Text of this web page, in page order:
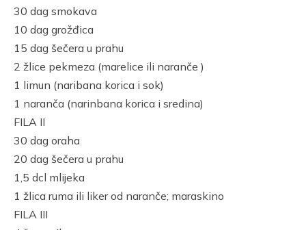
30 dag smokava
10 dag grožđica
15 dag šečera u prahu
2 žlice pekmeza (marelice ili naranče )
1 limun (naribana korica i sok)
1 naranča (narinbana korica i sredina)
FILA II
30 dag oraha
20 dag šečera u prahu
1,5 dcl mlijeka
1 žlica ruma ili liker od naranče; maraskino
FILA III